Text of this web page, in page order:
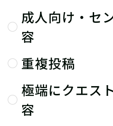
成人向け・セ
容
重複投稿
極端にクエス
容